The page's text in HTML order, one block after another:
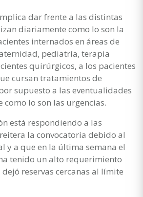
dar frente a las distintas
diariamente como lo son la
internados en áreas de
pediatría, terapia
quirúrgicos, a los pacientes
cursan tratamientos de
supuesto a las eventualidades
como lo son las urgencias.
está respondiendo a las
la convocatoria debido al
y a que en la última semana el
tenido un alto requerimiento
reservas cercanas al límite